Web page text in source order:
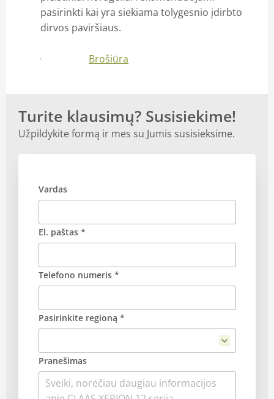
pasirinkti kai yra siekiama tolygesnio įdirbto
dirvos paviršiaus.
Daugiau Brošiūra
Turite klausimų? Susisiekime!
Užpildykite formą ir mes su Jumis susisieksime.
Vardas
El. paštas *
Telefono numeris *
Pasirinkite regioną *
Pranešimas